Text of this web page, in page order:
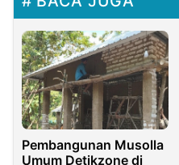
Pembangunan Musolla
Umum Detikzone di